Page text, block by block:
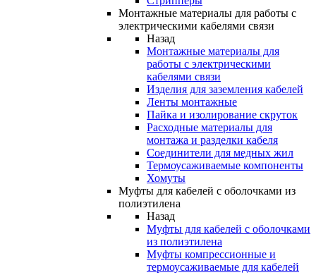
Монтажные материалы для работы с
электрическими кабелями связи
Назад
Монтажные материалы для
работы с электрическими
кабелями связи
Изделия для заземления кабелей
Ленты монтажные
Пайка и изолирование скруток
Расходные материалы для
монтажа и разделки кабеля
Соединители для медных жил
Термоусаживаемые компоненты
Хомуты
Муфты для кабелей с оболочками из
полиэтилена
Назад
Муфты для кабелей с оболочками
из полиэтилена
Муфты компрессионные и
термоусаживаемые для кабелей